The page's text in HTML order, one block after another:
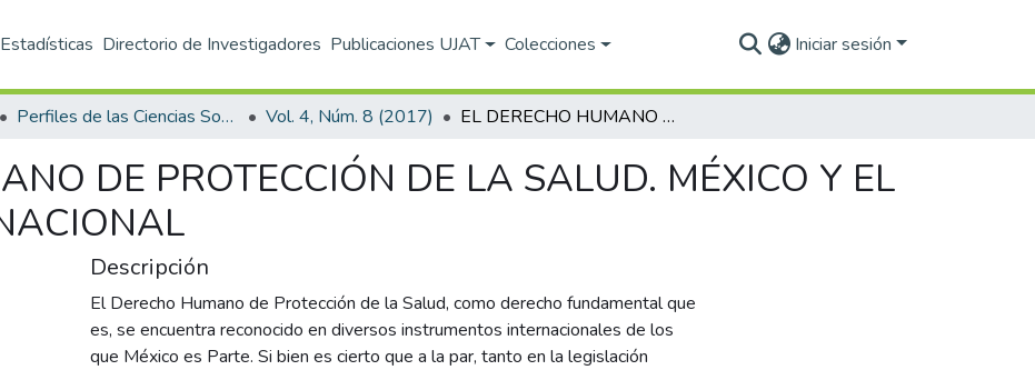
Estadísticas Directorio de Investigadores Publicaciones UJAT Colecciones Iniciar sesión
Perfiles de las Ciencias Sociales Vol. 4, Núm. 8 (2017) EL DERECHO HUMANO DE PROTECCIÓN DE LA SALUD. MÉXICO Y EL CONTEXTO INTERNACIONAL
DE PROTECCIÓN DE LA SALUD. MÉXICO Y EL
Descripción
El Derecho Humano de Protección de la Salud, como derecho fundamental que
es, se encuentra reconocido en diversos instrumentos internacionales de los
que México es Parte. Si bien es cierto que a la par, tanto en la legislación